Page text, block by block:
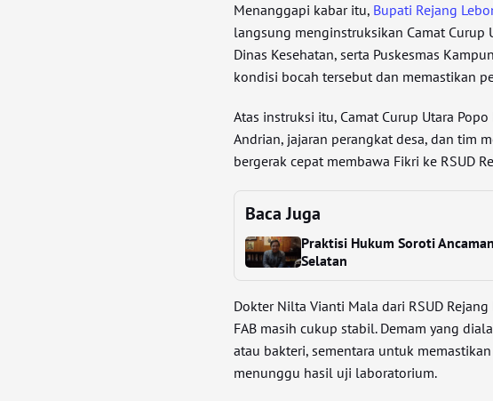
Menanggapi kabar itu, Bupati Rejang
langsung menginstruksikan Camat Curup
Dinas Kesehatan, serta Puskesmas
kondisi bocah tersebut dan memastikan
Atas instruksi itu, Camat Curup Utara
Andrian, jajaran perangkat desa, dan tim
bergerak cepat membawa Fikri ke RSUD
Baca Juga
Praktisi Hukum Soroti
Selatan
Dokter Nilta Vianti Mala dari RSUD
FAB masih cukup stabil. Demam yang
atau bakteri, sementara untuk
menunggu hasil uji laboratorium.